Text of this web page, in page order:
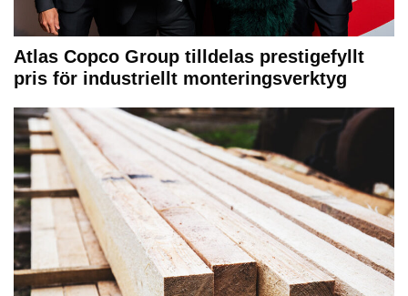
Atlas Copco Group tilldelas prestigefyllt
pris för industriellt monteringsverktyg